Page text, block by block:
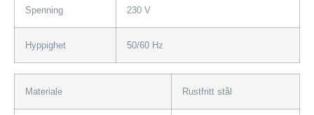
Spenning 230 V
Hyppighet 50/60 Hz
Materiale Rustfritt stål